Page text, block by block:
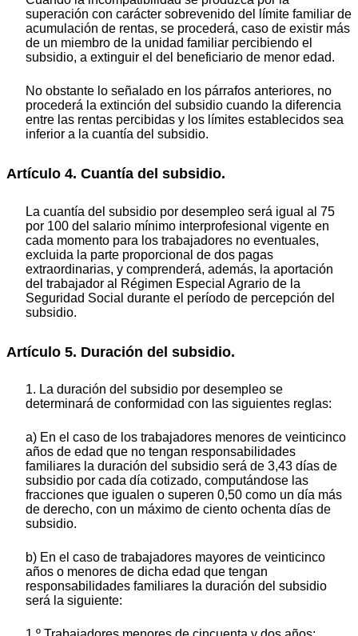
superación con carácter sobrevenido del límite familiar de
acumulación de rentas, se procederá, caso de existir más
de un miembro de la unidad familiar percibiendo el
subsidio, a extinguir el del beneficiario de menor edad.
No obstante lo señalado en los párrafos anteriores, no
procederá la extinción del subsidio cuando la diferencia
entre las rentas percibidas y los límites establecidos sea
inferior a la cuantía del subsidio.
Artículo 4. Cuantía del subsidio.
La cuantía del subsidio por desempleo será igual al 75
por 100 del salario mínimo interprofesional vigente en
cada momento para los trabajadores no eventuales,
excluida la parte proporcional de dos pagas
extraordinarias, y comprenderá, además, la aportación
del trabajador al Régimen Especial Agrario de la
Seguridad Social durante el período de percepción del
subsidio.
Artículo 5. Duración del subsidio.
1. La duración del subsidio por desempleo se
determinará de conformidad con las siguientes reglas:
a) En el caso de los trabajadores menores de veinticinco
años de edad que no tengan responsabilidades
familiares la duración del subsidio será de 3,43 días de
subsidio por cada día cotizado, computándose las
fracciones que igualen o superen 0,50 como un día más
de derecho, con un máximo de ciento ochenta días de
subsidio.
b) En el caso de trabajadores mayores de veinticinco
años o menores de dicha edad que tengan
responsabilidades familiares la duración del subsidio
será la siguiente: